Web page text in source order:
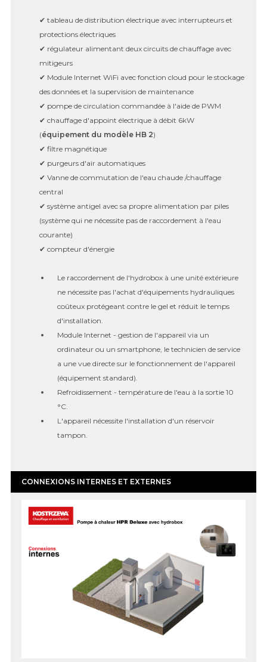
✔ tableau de distribution électrique avec interrupteurs et
protections électriques
✔ régulateur alimentant deux circuits de chauffage avec
mitigeurs
✔ Module Internet WiFi avec fonction cloud pour le stockage
des données et la supervision de maintenance
✔ pompe de circulation commandée à l'aide de PWM
✔ chauffage d'appoint électrique à débit 6kW
(équipement du modèle HB 2)
✔ filtre magnétique
✔ purgeurs d'air automatiques
✔ Vanne de commutation de l'eau chaude /chauffage
central
✔ système antigel avec sa propre alimentation par piles
(système qui ne nécessite pas de raccordement à l'eau
courante)
✔ compteur d'énergie
Le raccordement de l'hydrobox à une unité extérieure
ne nécessite pas l'achat d'équipements hydrauliques
coûteux protégeant contre le gel et réduit le temps
d'installation.
Module Internet - gestion de l'appareil via un
ordinateur ou un smartphone, le technicien de service
a une vue directe sur le fonctionnement de l'appareil
(équipement standard).
Refroidissement - température de l'eau à la sortie 10
°C.
L'appareil nécessite l'installation d'un réservoir
tampon.
CONNEXIONS INTERNES ET EXTERNES